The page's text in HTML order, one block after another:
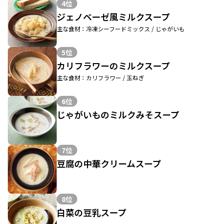
4位
ジェノベーゼ風ミルクスープ
主な食材：冷凍シーフードミックス / じゃがいも
5位
カリフラワーのミルクスープ
主な食材：カリフラワー / 玉ねぎ
6位
じゃがいものミルクみそスープ
7位
豆腐の中華クリームスープ
8位
白菜の豆乳スープ